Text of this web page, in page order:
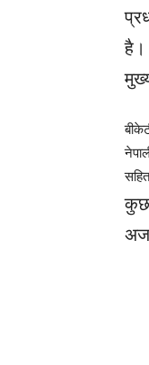
है।
कुछ